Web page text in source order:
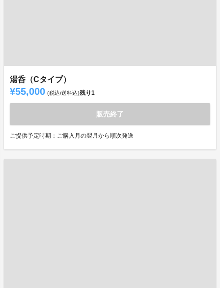
湯呑（Cタイプ）
¥55,000 (税込/送料込)残り1
販売終了
ご提供予定時期：ご購入月の翌月から順次発送